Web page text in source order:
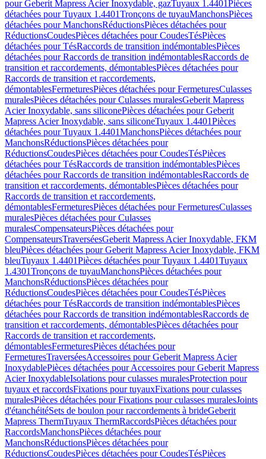
pour Geberit Mapress Acier Inoxydable, gazTuyaux 1.4401Pièces
détachées pour Tuyaux 1.4401Tronçons de tuyauManchonsPièces
détachées pour ManchonsRéductionsPièces détachées pour
RéductionsCoudesPièces détachées pour CoudesTésPièces
détachées pour TésRaccords de transition indémontablesPièces
détachées pour Raccords de transition indémontablesRaccords de
transition et raccordements, démontablesPièces détachées pour
Raccords de transition et raccordements,
démontablesFermeturesPièces détachées pour FermeturesCulasses
muralesPièces détachées pour Culasses muralesGeberit Mapress
Acier Inoxydable, sans siliconePièces détachées pour Geberit
Mapress Acier Inoxydable, sans siliconeTuyaux 1.4401Pièces
détachées pour Tuyaux 1.4401ManchonsPièces détachées pour
ManchonsRéductionsPièces détachées pour
RéductionsCoudesPièces détachées pour CoudesTésPièces
détachées pour TésRaccords de transition indémontablesPièces
détachées pour Raccords de transition indémontablesRaccords de
transition et raccordements, démontablesPièces détachées pour
Raccords de transition et raccordements,
démontablesFermeturesPièces détachées pour FermeturesCulasses
muralesPièces détachées pour Culasses
muralesCompensateursPièces détachées pour
CompensateursTraverséesGeberit Mapress Acier Inoxydable, FKM
bleuPièces détachées pour Geberit Mapress Acier Inoxydable, FKM
bleuTuyaux 1.4401Pièces détachées pour Tuyaux 1.4401Tuyaux
1.4301Tronçons de tuyauManchonsPièces détachées pour
ManchonsRéductionsPièces détachées pour
RéductionsCoudesPièces détachées pour CoudesTésPièces
détachées pour TésRaccords de transition indémontablesPièces
détachées pour Raccords de transition indémontablesRaccords de
transition et raccordements, démontablesPièces détachées pour
Raccords de transition et raccordements,
démontablesFermeturesPièces détachées pour
FermeturesTraverséesAccessoires pour Geberit Mapress Acier
InoxydablePièces détachées pour Accessoires pour Geberit Mapress
Acier InoxydableIsolations pour culasses muralesProtection pour
tuyaux et raccordsFixations pour tuyauxFixations pour culasses
muralesPièces détachées pour Fixations pour culasses muralesJoints
d'étanchéitéSets de boulon pour raccordements à brideGeberit
Mapress ThermTuyaux ThermRaccordsPièces détachées pour
RaccordsManchonsPièces détachées pour
ManchonsRéductionsPièces détachées pour
RéductionsCoudesPièces détachées pour CoudesTésPièces